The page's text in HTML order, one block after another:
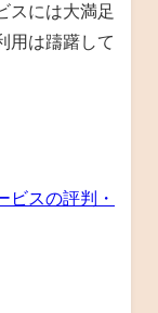
スには大満足
用は躊躇して
ビスの評判・